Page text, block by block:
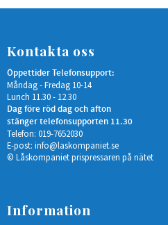
Kontakta oss
Öppettider Telefonsupport:
Måndag - Fredag 10-14
Lunch 11.30 - 12.30
Dag före röd dag och afton
stänger telefonsupporten 11.30
Telefon: 019-7652030
E-post: info@laskompaniet.se
© Låskompaniet prispressaren på nätet
Information